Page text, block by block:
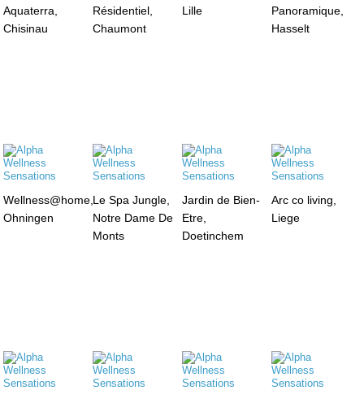
Aquaterra,
Chisinau
Résidentiel,
Chaumont
Lille
Panoramique,
Hasselt
Wellness@home,
Ohningen
Le Spa Jungle,
Notre Dame De
Monts
Jardin de Bien-
Etre,
Doetinchem
Arc co living,
Liege